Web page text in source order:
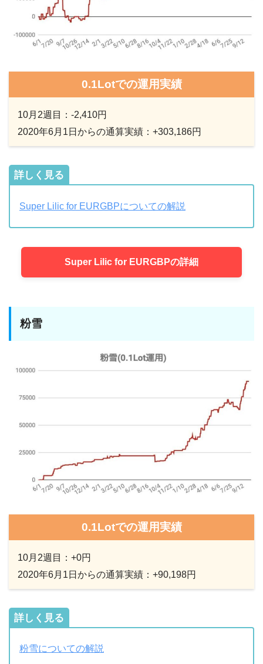
0.1Lotでの運用実績
10月2週目：-2,410円
2020年6月1日からの通算実績：+303,186円
詳しく見る
Super Lilic for EURGBPについての解説
Super Lilic for EURGBPの詳細
粉雪
0.1Lotでの運用実績
10月2週目：+0円
2020年6月1日からの通算実績：+90,198円
詳しく見る
粉雪についての解説